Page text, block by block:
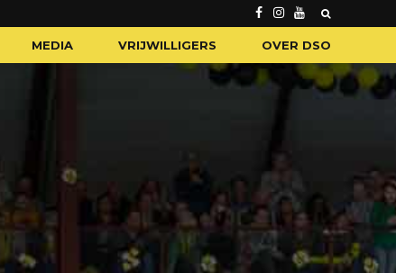
MEDIA VRIJWILLIGERS OVER DSO